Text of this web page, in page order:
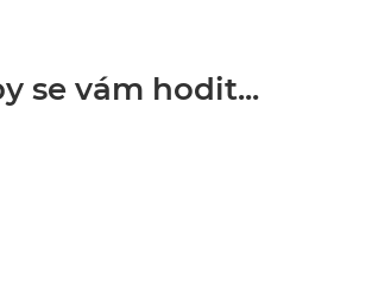
se vám hodit...